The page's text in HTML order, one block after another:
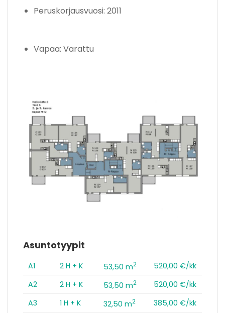
Asuntotyypit
A1 2 H + K 53,50 m2
520,00 €/kk
A2
2 H + K 53,50 m2
520,00 €/kk
A3
1 H + K 32,50 m2
385,00 €/kk
Peruskorjausvuosi: 2011
Vapaa: Varattu